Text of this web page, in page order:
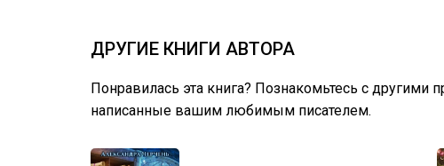
ДРУГИЕ КНИГИ АВТОРА
Понравилась эта книга? Познакомьтесь с другими
написанные вашим любимым писателем.